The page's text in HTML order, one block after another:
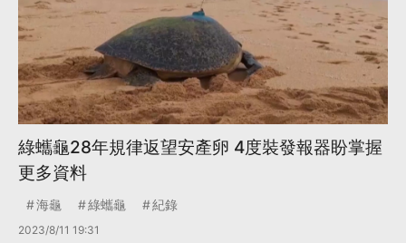
綠蠵龜28年規律返望安產卵 4度裝發報器盼掌握
更多資料
海龜 綠蠵龜 紀錄
2023/8/11 19:31